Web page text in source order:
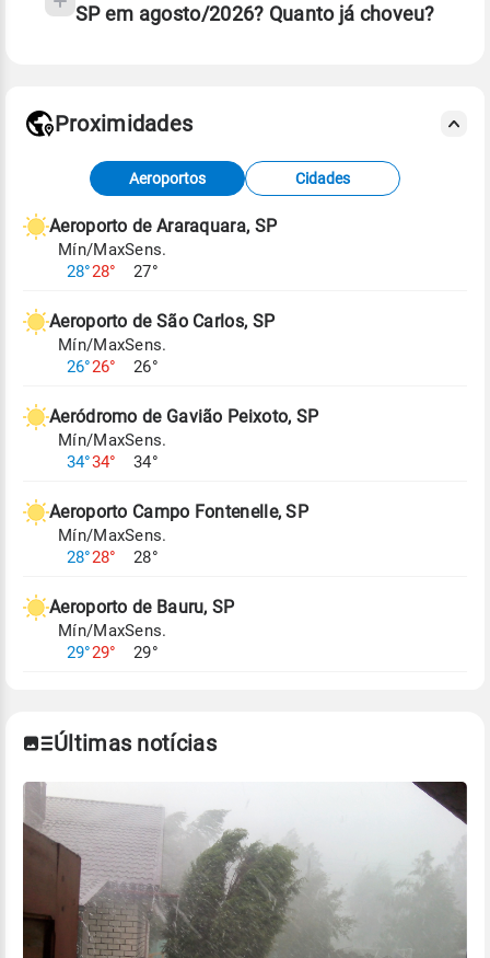
SP em agosto/2026? Quanto já choveu?
Fonte: dados combinados de estações
meteorológicas e satélite do Centro de Previsão
de Tempo e Estudos Climáticos (CPTEC).
Para obter mais informações sobre os dados
Proximidades
Aeroportos Cidades
Aeroporto de Araraquara, SP
Mín/Max
28°28°
Sens.
27°
Aeroporto de São Carlos, SP
Mín/Max
26°26°
Sens.
26°
Aeródromo de Gavião Peixoto, SP
Mín/Max
34°34°
Sens.
34°
Aeroporto Campo Fontenelle, SP
Mín/Max
28°28°
Sens.
28°
Aeroporto de Bauru, SP
Mín/Max
29°29°
Sens.
29°
Últimas notícias